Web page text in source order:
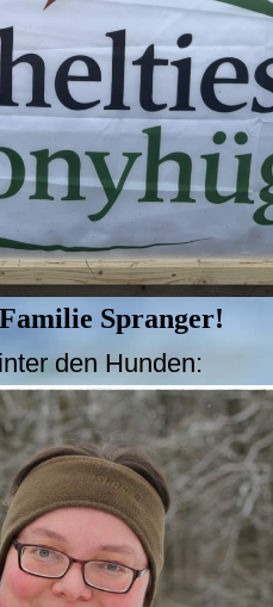
Spranger!
den Hunden: